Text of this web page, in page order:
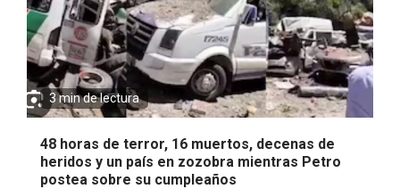
3 min de lectura
48 horas de terror, 16 muertos, decenas de
heridos y un país en zozobra mientras Petro
postea sobre su cumpleaños